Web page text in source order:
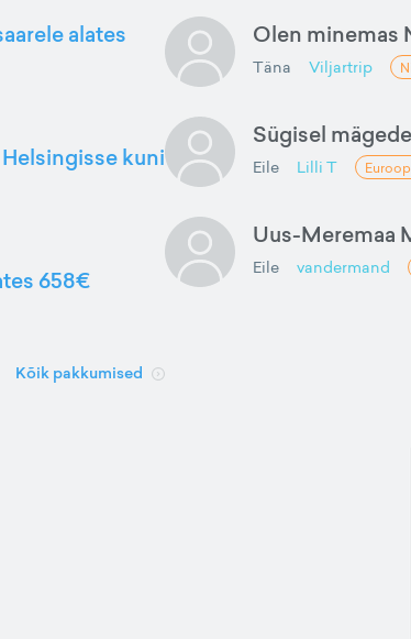
alates
kuni
658€
Kõik pakkumised
Olen minemas
Täna Viljartrip
Sügisel
Eile Lilli T
Uus-Meremaa
Eile vandermand